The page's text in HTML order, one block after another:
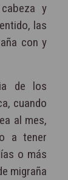
y
las
con y
de los
cuando
al mes,
a tener
o más
migraña